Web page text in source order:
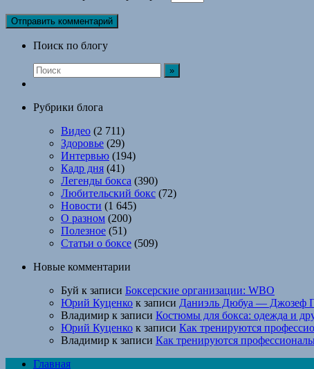
Поиск по блогу
Рубрики блога
Видео (2 711)
Здоровье (29)
Интервью (194)
Кадр дня (41)
Легенды бокса (390)
Любительский бокс (72)
Новости (1 645)
О разном (200)
Полезное (51)
Статьи о боксе (509)
Новые комментарии
Буй к записи Боксерские организации: WBO
Юрий Куценко к записи Даниэль Дюбуа — Джозеф
Владимир к записи Костюмы для бокса: одежда и
Юрий Куценко к записи Как тренируются
Владимир к записи Как тренируются
Главная